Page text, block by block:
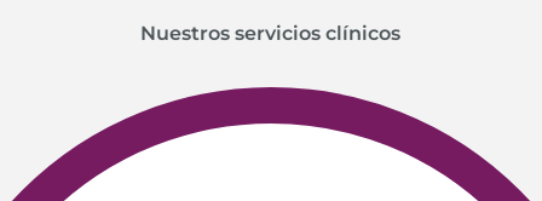
Nuestros servicios clínicos